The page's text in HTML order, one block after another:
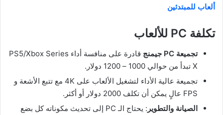
ألعاب للمبتدئين
تكلفة PC للألعاب
تجميعة PC جيمنج
قادرة على منافسة أداء PS5/Xbox Series
X تبدأ من حوالي 1000 – 1200 دولار.
تجميعة عالية الأداء لتشغيل الألعاب على 4K مع تتبع الأشعة و
FPS عالٍ يمكن أن تكلف 2000 دولار أو أكثر.
الصيانة والتطوير
: يحتاج الـ PC إلى تحديث مكوناته كل بضع